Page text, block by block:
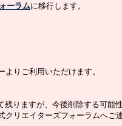
ーラムに移行します。
りご利用いただけます。
りますが、今後削除する可能
リエイターズフォーラムへご